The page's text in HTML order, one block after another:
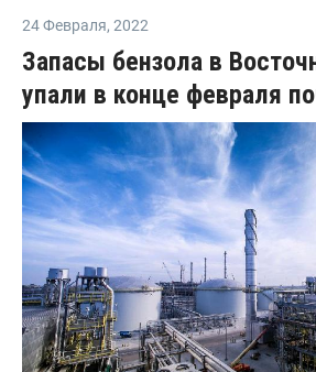
24 Февраля, 2022
Запасы бензола в
упали в конце февраля